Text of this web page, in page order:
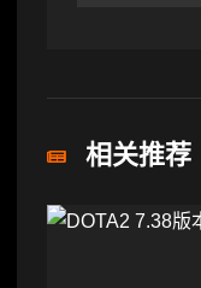
相关推荐